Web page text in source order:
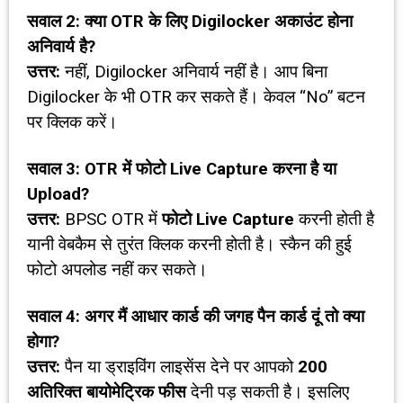
सवाल2:क्याOTRके लिएDigilocker अकाउंट होना
अनिवार्य है?
उत्तर: नहीं, Digilocker अनिवार्य नहीं है। आप बिना
Digilocker के भी OTR कर सकते हैं। केवल “No” बटन
पर क्लिक करें।
सवाल3: OTRमें फोटोLive Captureकरना है या
Upload?
उत्तर: BPSC OTR मेंफोटोLive Capture करनी होती है
यानी वेबकैम से तुरंत क्लिक करनी होती है। स्कैन की हुई
फोटो अपलोड नहीं कर सकते।
सवाल4: अगर मैं आधार कार्ड की जगह पैन कार्ड दूं तो क्या
होगा?
उत्तर: पैन या ड्राइविंग लाइसेंस देने पर आपको ₹200
अतिरिक्त बायोमेट्रिक फीसदेनी पड़ सकती है। इसलिए